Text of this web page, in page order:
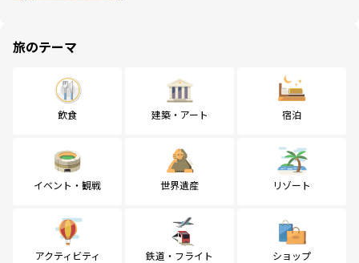
旅のテーマ
飲食 建築・アート 宿泊
イベント・観戦 世界遺産 リゾート
アクティビティ 鉄道・フライト ショップ